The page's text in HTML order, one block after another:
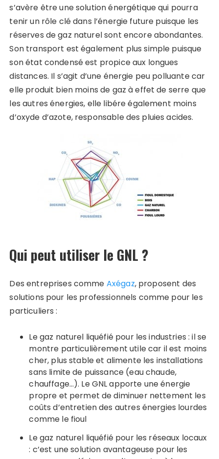
s’avère être une solution énergétique qui pourra
tenir un rôle clé dans l’énergie future puisque les
réserves de gaz naturel sont encore abondantes.
Son transport est également plus simple puisque
son état condensé est propice aux longues
distances. Il s’agit d’une énergie peu polluante car
elle produit bien moins de gaz à effet de serre que
les autres énergies, elle libére également moins
d’oxyde d’azote, responsable des pluies acides.
Qui peut utiliser le GNL ?
Des entreprises comme Axégaz, proposent des
solutions pour les professionnels comme pour les
particuliers :
Le gaz naturel liquéfié pour les industries : il se
montre particulièrement utile car il est moins
cher, plus stable et alimente les installations
sans limite de puissance (eau chaude,
chauffage…). Le GNL apporte une énergie
propre et permet de diminuer nettement les
coûts d’entretien des autres énergies lourdes
comme le fioul
Le gaz naturel liquéfié pour les réseaux locaux
: c’est une solution avantageuse pour les